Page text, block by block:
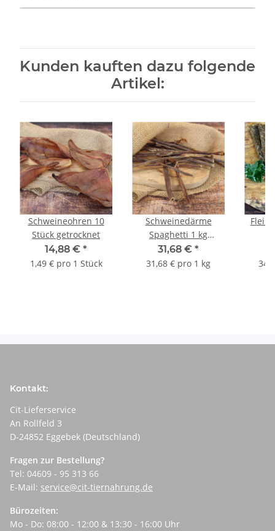
Kunden kauften dazu folgende
Artikel:
Schweineohren 10
Stück getrocknet
14,88 € *
1,49 € pro 1 Stück
Schweinedärme
Spaghetti 1 kg
getrocknet
31,68 € *
31,68 € pro 1 kg
Kontakt:
Cit-Lieferservice
An Rollfeld 3
D-24852 Eggebek (Deutschland)
Fragen zur Bestellung?
Tel: 04609 - 95 313 66
E-Mail: service@cit-tiernahrung.de
Bürozeiten:
Mo - Do: 08:00 - 12:00 & 13:30 - 16:00 Uhr